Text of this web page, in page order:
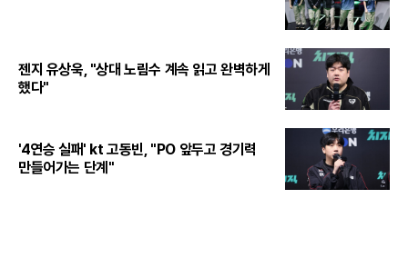
젠지 유상욱, "상대 노림수 계속 읽고 완벽하게
했다"
'4연승 실패' kt 고동빈, "PO 앞두고 경기력
만들어가는 단계"